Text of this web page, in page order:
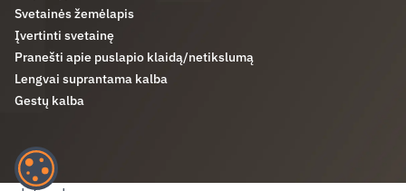
Svetainės žemėlapis
Įvertinti svetainę
Pranešti apie puslapio klaidą/netikslumą
Lengvai suprantama kalba
Gestų kalba